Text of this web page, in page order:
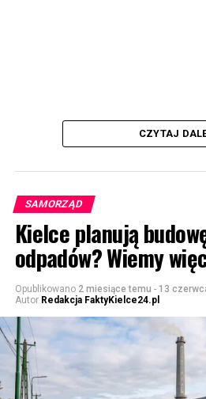
CZYTAJ
SAMORZĄD
Kielce planują
odpadów? Wiemy
Opublikowano 2 miesiące temu - 13
Autor Redakcja FaktyKielce24.pl